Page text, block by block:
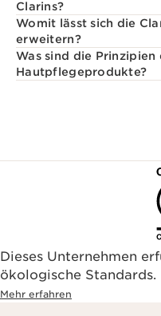
Clarins?
Womit lässt sich die
erweitern?
Was sind die Prinzipien
Hautpflegeprodukte?
Dieses Unternehmen
ökologische Standards.
Mehr erfahren